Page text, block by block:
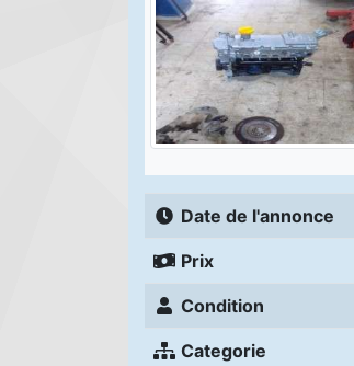
Date de l'annonce
Prix
Condition
Categorie